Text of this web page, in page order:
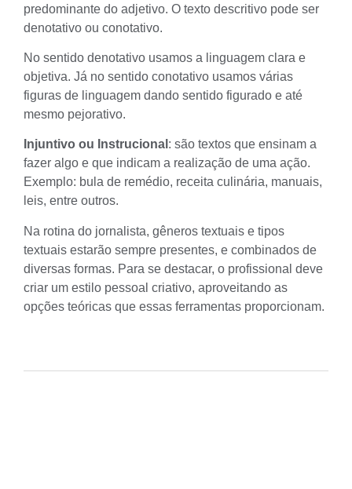
predominante do adjetivo. O texto descritivo pode ser
denotativo ou conotativo.
No sentido denotativo usamos a linguagem clara e
objetiva. Já no sentido conotativo usamos várias
figuras de linguagem dando sentido figurado e até
mesmo pejorativo.
Injuntivo ou Instrucional : são textos que ensinam a
fazer algo e que indicam a realização de uma ação.
Exemplo: bula de remédio, receita culinária, manuais,
leis, entre outros.
Na rotina do jornalista, gêneros textuais e tipos
textuais estarão sempre presentes, e combinados de
diversas formas. Para se destacar, o profissional deve
criar um estilo pessoal criativo, aproveitando as
opções teóricas que essas ferramentas proporcionam.